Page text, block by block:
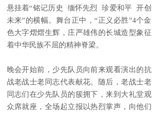
悬挂着“铭记历史 缅怀先烈 珍爱和平 开创
未来”的横幅。舞台正中，“正义必胜”4个金
色大字熠熠生辉，庄严雄伟的长城造型象征
着中华民族不屈的精神脊梁。
晚会开始前，少先队员向前来观看演出的抗
战老战士老同志代表献花。随后，老战士老
同志们在少先队员的簇拥下，来到大礼堂观
众席就座，全场起立报以热烈掌声，向他们